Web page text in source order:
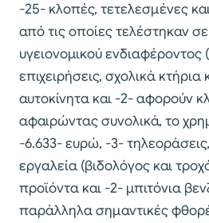
-25- κλοπές, τετελεσμένες
από τις οποίες τελέστηκαν
υγειονομικού ενδιαφέροντος
επιχειρήσεις, σχολικά κτήρια
αυτοκίνητα και -2- αφορούν
αφαιρώντας συνολικά, το
-6.633- ευρώ, -3-
εργαλεία (βιδολόγος και
προϊόντα και -2- μπιτόνια
παράλληλα σημαντικές